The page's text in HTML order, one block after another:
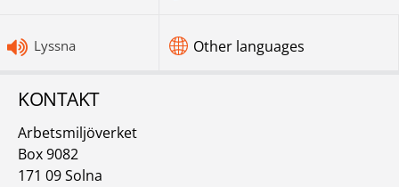
Lyssna Other languages
KONTAKT
Arbetsmiljöverket
Box 9082
171 09 Solna